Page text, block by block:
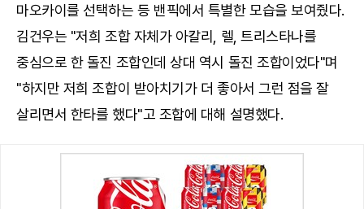
마오카이를 선택하는 등 밴픽에서 특별한 모습을 보여줬다.
김건우는 "저희 조합 자체가 아칼리, 렐, 트리스타나를
중심으로 한 돌진 조합인데 상대 역시 돌진 조합이었다"며
"하지만 저희 조합이 받아치기가 더 좋아서 그런 점을 잘
살리면서 한타를 했다"고 조합에 대해 설명했다.